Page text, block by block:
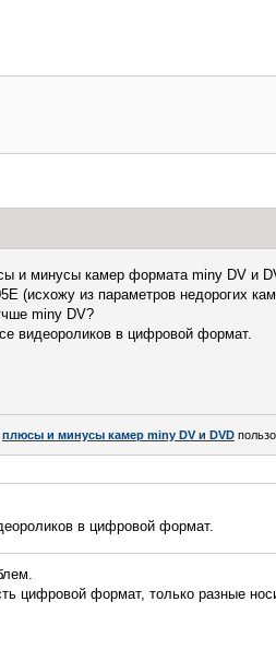
и минусы камер формата miny DV и
(исхожу из параметров недорогих
miny DV?
видеороликов в цифровой формат.
плюсы и минусы камер miny DV и DVD
в цифровой формат.
цифровой формат, только разные